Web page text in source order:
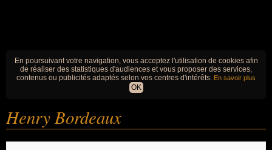
En poursuivant votre navigation, vous acceptez l'utilisation de cookies afin
de réaliser des statistiques d'audiences et vous proposer des services,
contenus ou publicités adaptés selon vos centres d'intérêts. En savoir plus
OK
Henry Bordeaux